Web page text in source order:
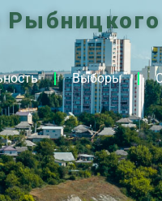
Выборы